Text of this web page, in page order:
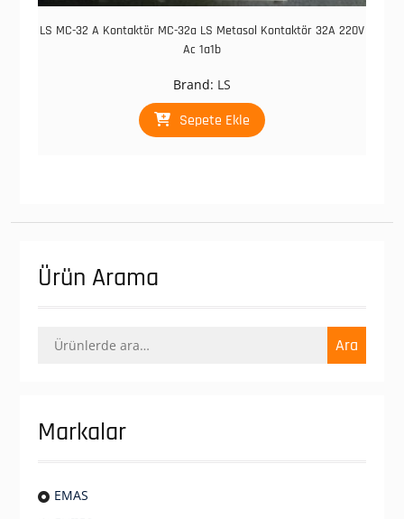
LS MC-32 A Kontaktör MC-32a LS Metasol Kontaktör 32A 220V
Ac 1a1b
Brand: LS
Sepete Ekle
Ürün Arama
Ara: Ara
Markalar
EMAS